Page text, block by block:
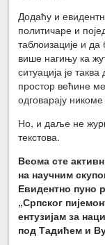
Додаћу и
политичаре и
таблоизације и
више нагињу ка
ситуација је
простор већине
одговарају
Но, и даље не
текстова.
Веома сте
на научним
Евидентно пуно
„Српског
ентузијам за
под Тадићем и